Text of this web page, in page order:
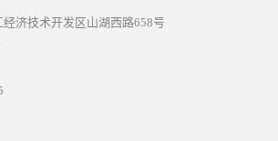
济技术开发区山湖西路658号